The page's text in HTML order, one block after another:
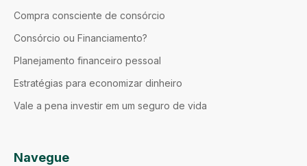
Compra consciente de consórcio
Consórcio ou Financiamento?
Planejamento financeiro pessoal
Estratégias para economizar dinheiro
Vale a pena investir em um seguro de vida
Navegue